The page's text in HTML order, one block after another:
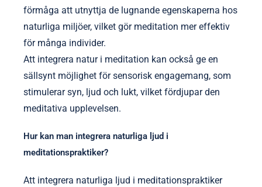
förmåga att utnyttja de lugnande egenskaperna hos
naturliga miljöer, vilket gör meditation mer effektiv
för många individer.
Att integrera natur i meditation kan också ge en
sällsynt möjlighet för sensorisk engagemang, som
stimulerar syn, ljud och lukt, vilket fördjupar den
meditativa upplevelsen.
Hur kan man integrera naturliga ljud i
meditationspraktiker?
Att integrera naturliga ljud i meditationspraktiker